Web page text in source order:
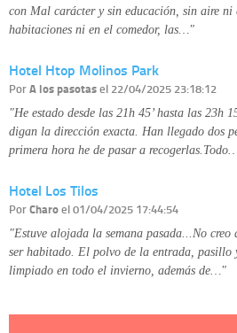
con Mal carácter y sin educación, sin aire ni
habitaciones ni en el comedor, las…"
Hotel Htop Molinos Park
PorA los pasotasel 22/04/2025 23:18:12
"He estado desde las 21h 45’ hasta las 23h
digan la dirección exacta. Han llegado dos
primera hora he de pasar a
Hotel Los Tilos
PorCharoel 01/04/2025 17:44:54
"Estuve alojada la semana pasada...No creo
ser habitado. El polvo de la entrada, pasillo
limpiado en todo el invierno, además de…"